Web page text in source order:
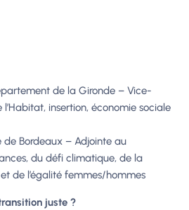
de la Gironde – Vice-
insertion, économie sociale
de Bordeaux – Adjointe au
du défi climatique, de la
de l’égalité femmes/hommes
juste ?